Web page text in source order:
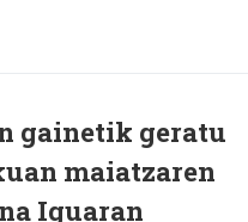
gainetik geratu
maiatzaren
Iguaran